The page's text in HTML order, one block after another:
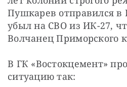
Пушкарев отправился в
убыл на СВО из ИК-27,
Волчанец Приморского
В ГК «Востокцемент»
ситуацию так: